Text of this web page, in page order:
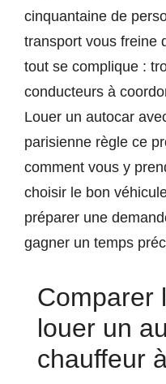
cinquantaine de
transport vous freine
tout se complique :
conducteurs à
Louer un autocar
parisienne règle ce
comment vous y
choisir le bon
préparer une
gagner un temps
Comparer
louer un
chauffeur